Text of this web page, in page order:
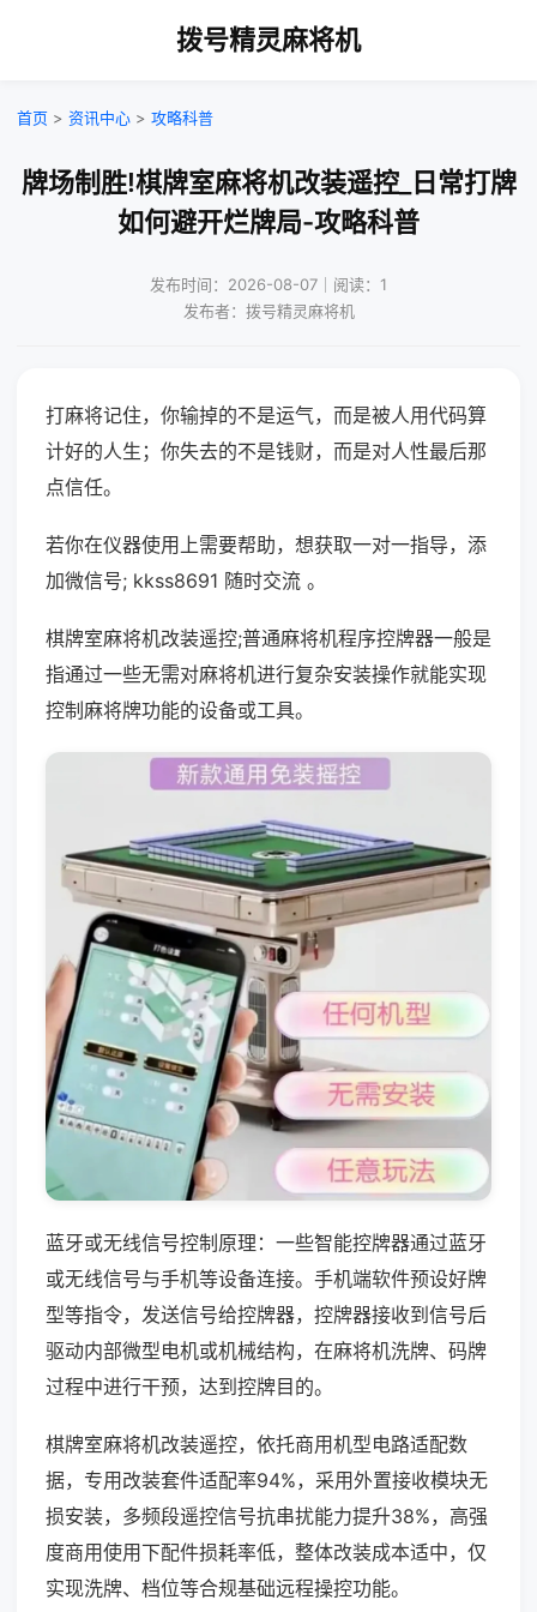
拨号精灵麻将机
首页 > 资讯中心 > 攻略科普
牌场制胜!棋牌室麻将机改装遥控_日常打牌
如何避开烂牌局-攻略科普
发布时间：2026-08-07｜阅读：1
发布者：拨号精灵麻将机
打麻将记住，你输掉的不是运气，而是被人用代码算
计好的人生；你失去的不是钱财，而是对人性最后那
点信任。
若你在仪器使用上需要帮助，想获取一对一指导，添
加微信号; kkss8691 随时交流 。
棋牌室麻将机改装遥控;普通麻将机程序控牌器一般是
指通过一些无需对麻将机进行复杂安装操作就能实现
控制麻将牌功能的设备或工具。
蓝牙或无线信号控制原理：一些智能控牌器通过蓝牙
或无线信号与手机等设备连接。手机端软件预设好牌
型等指令，发送信号给控牌器，控牌器接收到信号后
驱动内部微型电机或机械结构，在麻将机洗牌、码牌
过程中进行干预，达到控牌目的。
棋牌室麻将机改装遥控，依托商用机型电路适配数
据，专用改装套件适配率94%，采用外置接收模块无
损安装，多频段遥控信号抗串扰能力提升38%，高强
度商用使用下配件损耗率低，整体改装成本适中，仅
实现洗牌、档位等合规基础远程操控功能。